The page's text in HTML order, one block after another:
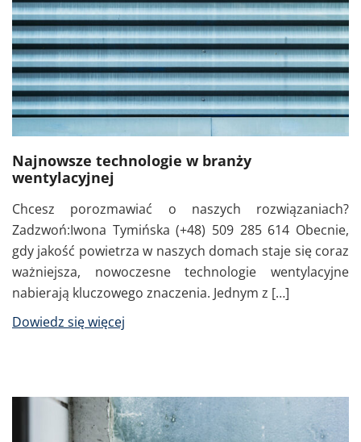
Najnowsze technologie w branży
wentylacyjnej
Chcesz porozmawiać o naszych rozwiązaniach?
Zadzwoń:Iwona Tymińska (+48) 509 285 614 Obecnie,
gdy jakość powietrza w naszych domach staje się coraz
ważniejsza, nowoczesne technologie wentylacyjne
nabierają kluczowego znaczenia. Jednym z […]
Dowiedz się więcej